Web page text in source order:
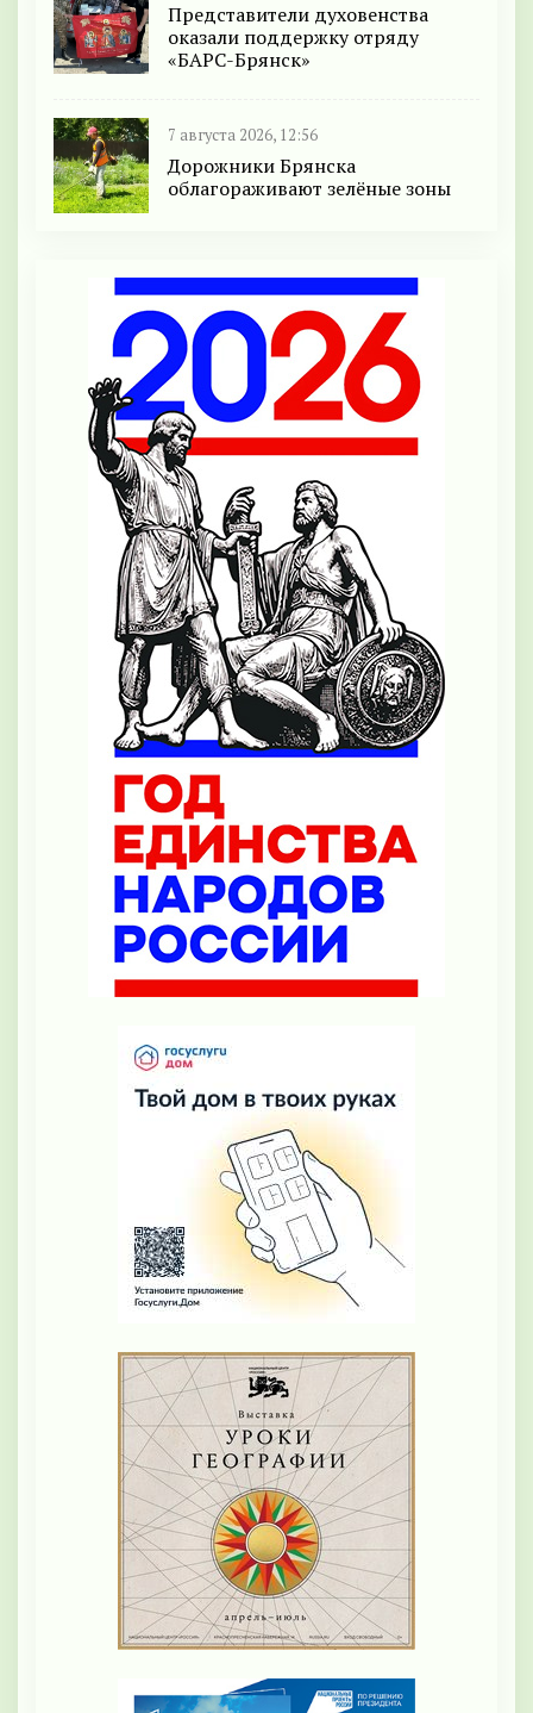
Представители духовенства
оказали поддержку отряду
«БАРС-Брянск»
7 августа 2026, 12:56
Дорожники Брянска
облагораживают зелёные зоны